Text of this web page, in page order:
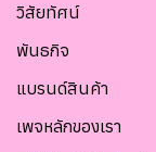
วิสัยทัศน์
พันธกิจ
แบรนด์สินค้า
เพจหลักของเรา